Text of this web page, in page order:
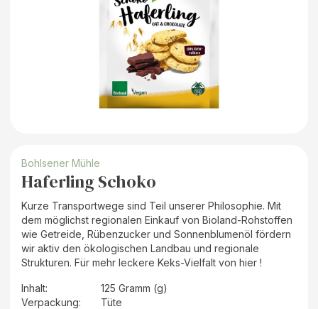
Bohlsener Mühle
Haferling Schoko
Kurze Transportwege sind Teil unserer Philosophie. Mit
dem möglichst regionalen Einkauf von Bioland-Rohstoffen
wie Getreide, Rübenzucker und Sonnenblumenöl fördern
wir aktiv den ökologischen Landbau und regionale
Strukturen. Für mehr leckere Keks-Vielfalt von hier !
Inhalt:
125 Gramm (g)
Verpackung:
Tüte